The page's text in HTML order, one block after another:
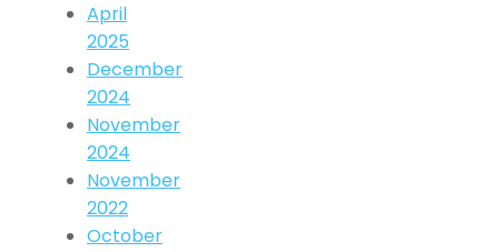
April
2025
December
2024
November
2024
November
2022
October